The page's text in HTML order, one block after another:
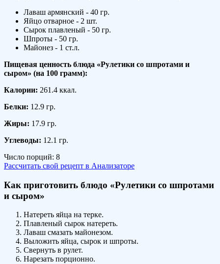
Лаваш армянский - 40 гр.
Яйцо отварное - 2 шт.
Сырок плавленый - 50 гр.
Шпроты - 50 гр.
Майонез - 1 ст.л.
Пищевая ценность блюда «Рулетики со шпротами и
сыром» (на 100 грамм):
Калории: 261.4 ккал.
Белки: 12.9 гр.
Жиры: 17.9 гр.
Углеводы: 12.1 гр.
Число порций: 8
Рассчитать свой рецепт в Анализаторе
Как приготовить блюдо «Рулетики со шпротами
и сыром»
Натереть яйца на терке.
Плавленый сырок натереть.
Лаваш смазать майонезом.
Выложить яйца, сырок и шпроты.
Свернуть в рулет.
Нарезать порционно.